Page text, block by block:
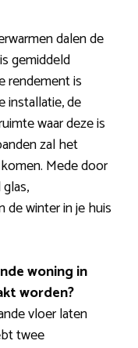
dalen de
gemiddeld
rendement is
installatie, de
waar deze is
zal het
Mede door
de winter in je huis
woning in
worden?
vloer laten
twee